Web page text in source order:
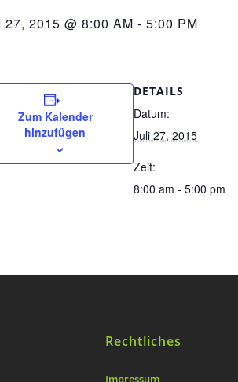
27, 2015 @ 8:00 AM - 5:00 PM
Zum Kalender
hinzufügen
DETAILS
Datum:
Juli 27, 2015
Zeit:
8:00 am - 5:00 pm
Rechtliches
Impressum